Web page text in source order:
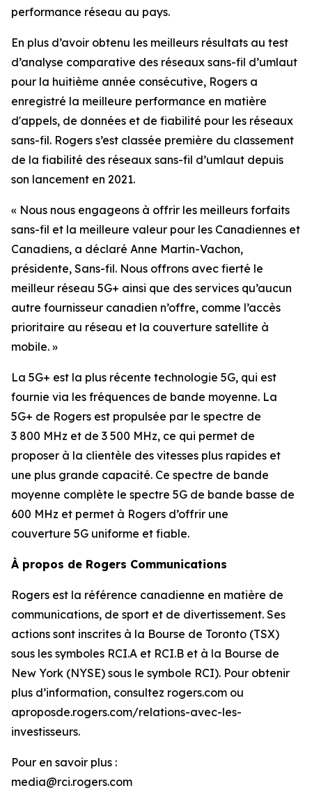
performance réseau au pays.
En plus d’avoir obtenu les meilleurs résultats au test
d’analyse comparative des réseaux sans-fil d’umlaut
pour la huitième année consécutive, Rogers a
enregistré la meilleure performance en matière
d'appels, de données et de fiabilité pour les réseaux
sans-fil. Rogers s’est classée première du classement
de la fiabilité des réseaux sans-fil d’umlaut depuis
son lancement en 2021.
« Nous nous engageons à offrir les meilleurs forfaits
sans-fil et la meilleure valeur pour les Canadiennes et
Canadiens, a déclaré Anne Martin-Vachon,
présidente, Sans-fil. Nous offrons avec fierté le
meilleur réseau 5G+ ainsi que des services qu’aucun
autre fournisseur canadien n’offre, comme l’accès
prioritaire au réseau et la couverture satellite à
mobile. »
La 5G+ est la plus récente technologie 5G, qui est
fournie via les fréquences de bande moyenne. La
5G+ de Rogers est propulsée par le spectre de
3 800 MHz et de 3 500 MHz, ce qui permet de
proposer à la clientèle des vitesses plus rapides et
une plus grande capacité. Ce spectre de bande
moyenne complète le spectre 5G de bande basse de
600 MHz et permet à Rogers d’offrir une
couverture 5G uniforme et fiable.
À propos de Rogers Communications
Rogers est la référence canadienne en matière de
communications, de sport et de divertissement. Ses
actions sont inscrites à la Bourse de Toronto (TSX)
sous les symboles RCI.A et RCI.B et à la Bourse de
New York (NYSE) sous le symbole RCI). Pour obtenir
plus d’information, consultez rogers.com ou
aproposde.rogers.com/relations-avec-les-
investisseurs.
Pour en savoir plus :
media@rci.rogers.com